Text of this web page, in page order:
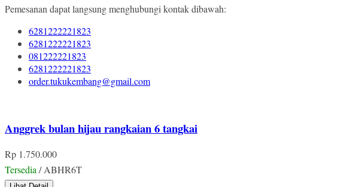
Pemesanan dapat langsung menghubungi kontak dibawah:
6281222221823
6281222221823
081222221823
6281222221823
order.tukukembang@gmail.com
Anggrek bulan hijau rangkaian 6 tangkai
Rp 1.750.000
Tersedia / ABHR6T